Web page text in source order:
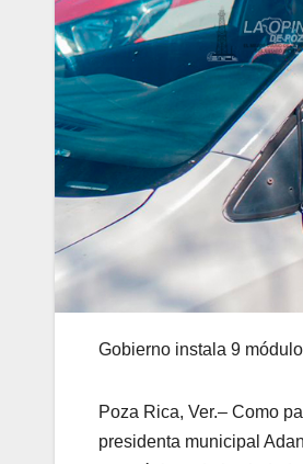
Gobierno instala 9
Poza Rica, Ver.– Como
presidenta municipal